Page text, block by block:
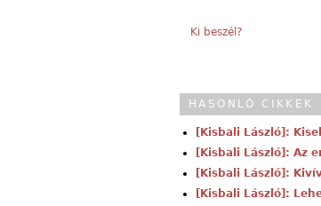
Ki beszél?
HASONLÓ CIKKEK
[Kisbali László]:
[Kisbali László]: Az
[Kisbali László]:
[Kisbali László]: